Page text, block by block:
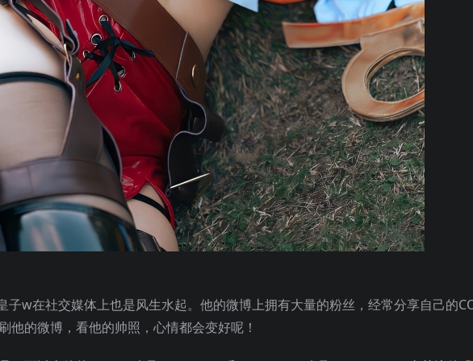
w在社交媒体上也是风生水起。他的微博上拥有大量的粉丝，经常分享自己的
他的微博，看他的帅照，心情都会变好呢！